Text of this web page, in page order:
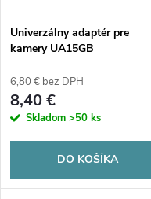
o
v
v
Univerzálny adaptér pre
kamery UA15GB
6,80 € bez DPH
8,40 €
Skladom >50 ks
DO KOŠÍKA